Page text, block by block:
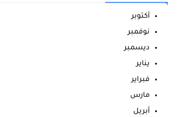
أكتوبر
نوفمبر
ديسمبر
يناير
فبراير
مارس
أبريل